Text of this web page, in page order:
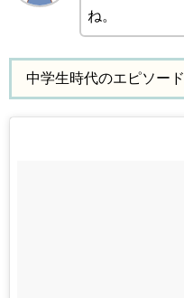
ね。
中学生時代のエピソード